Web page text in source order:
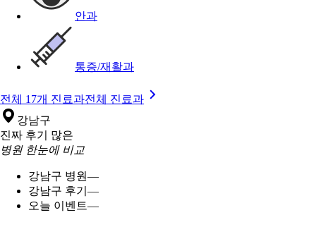
안과
통증/재활과
전체 17개 진료과전체 진료과
강남구
진짜 후기 많은
병원 한눈에 비교
강남구 병원—
강남구 후기 —
오늘 이벤트—